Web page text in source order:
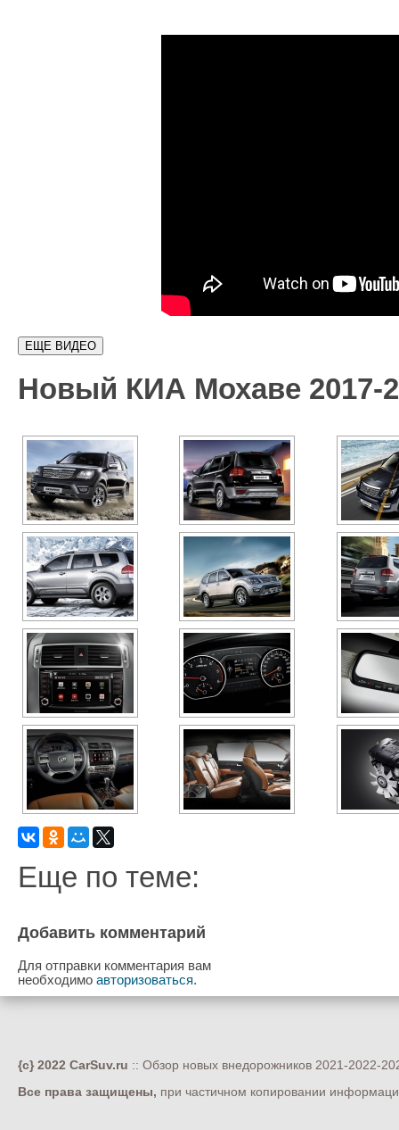
Новый КИА Мохаве 2017-
Еще по теме:
Добавить комментарий
Для отправки комментария вам
необходимо авторизоваться.
{c} 2022 CarSuv.ru :: Обзор новых внедорожников 2021-2022-
Все права защищены, при частичном копировании